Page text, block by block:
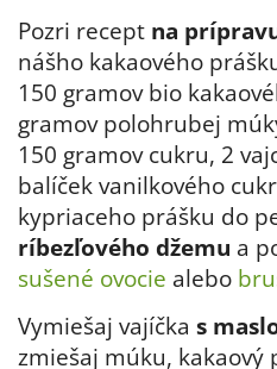
Pozri recept na
nášho kakaového
150 gramov bio
gramov polohrubej
150 gramov cukru, 2
balíček vanilkového
kypriaceho prášku do
ríbezľového džemu a
sušené ovocie alebo
Vymiešaj vajíčka s
zmiešaj múku, kakaový